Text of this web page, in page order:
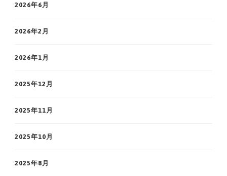
2026年6月
2026年2月
2026年1月
2025年12月
2025年11月
2025年10月
2025年8月